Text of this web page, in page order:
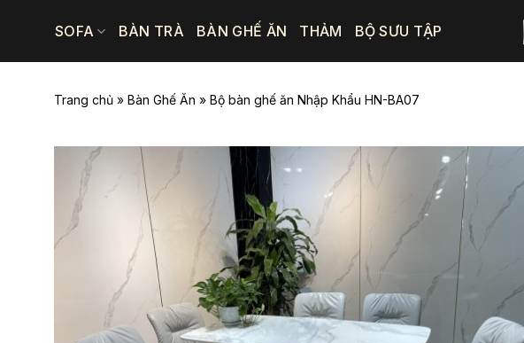
SOFA BÀN TRÀ BÀN GHẾ ĂN THẢM BỘ SƯU TẬP
Trang chủ» Bàn Ghế Ăn » Bộ bàn ghế ăn Nhập Khẩu HN-BA07